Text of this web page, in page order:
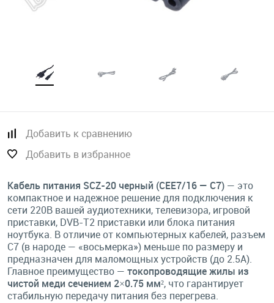
Добавить к сравнению
Добавить в избранное
Кабель питания SCZ-20 черный (CEE7/16 — C7) — это
компактное и надежное решение для подключения к
сети 220В вашей аудиотехники, телевизора, игровой
приставки, DVB-T2 приставки или блока питания
ноутбука. В отличие от компьютерных кабелей, разъем
C7 (в народе — «восьмерка») меньше по размеру и
предназначен для маломощных устройств (до 2.5А).
Главное преимущество — токопроводящие жилы из
чистой меди сечением 2×0.75 мм², что гарантирует
стабильную передачу питания без перегрева.